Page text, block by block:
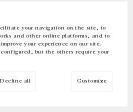
your navigation on the site, to
and other online platforms, and to
your experience on our site.
but the others require your
Decline all Customize
Instagram